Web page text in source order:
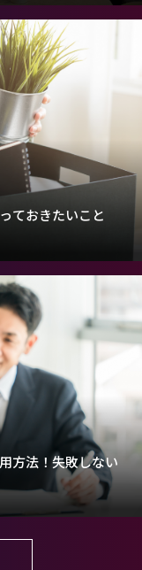
ておきたいこと
方法！失敗しない